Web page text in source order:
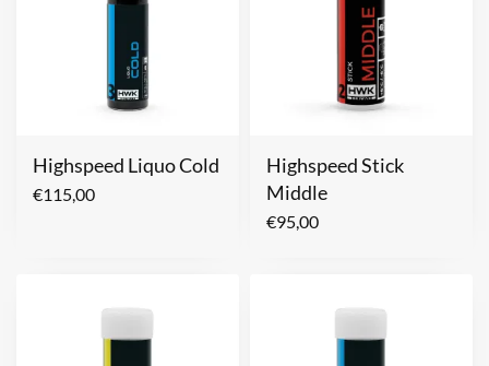
Highspeed Liquo Cold
€115,00
Highspeed Stick
Middle
€95,00